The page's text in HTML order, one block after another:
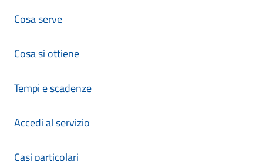
Cosa serve
Cosa si ottiene
Tempi e scadenze
Accedi al servizio
Casi particolari